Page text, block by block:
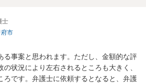
士
市
る事案と思われます。ただし、金額的な評
状況により左右されるところも大きく、
ろです。弁護士に依頼するとなると、弁護